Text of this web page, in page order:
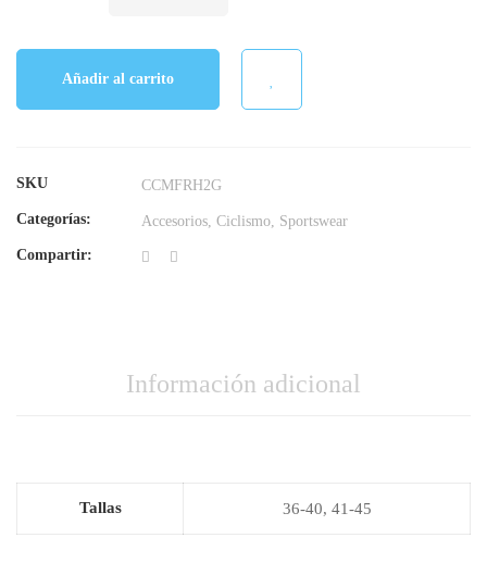
Añadir al carrito
SKU CCMFRH2G
Categorías: Accesorios, Ciclismo, Sportswear
Compartir:
Información adicional
Tallas 36-40, 41-45